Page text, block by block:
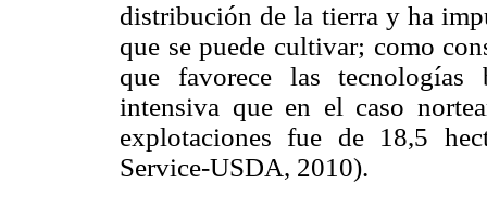
distribución de la tierra y ha
que se puede cultivar; como
que favorece las tecnologías
intensiva que en el caso
explotaciones fue de 18,5
Service-USDA, 2010).